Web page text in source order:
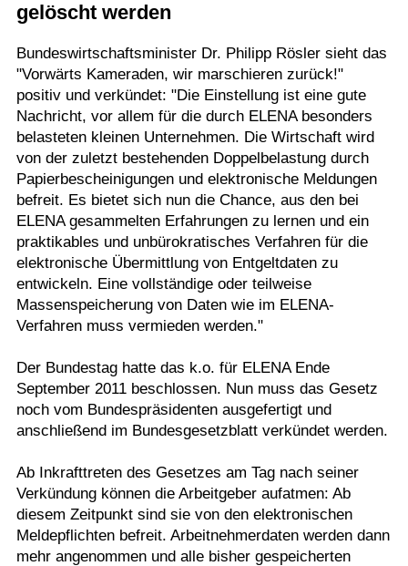
gelöscht werden
Bundeswirtschaftsminister Dr. Philipp Rösler sieht das
"Vorwärts Kameraden, wir marschieren zurück!"
positiv und verkündet: "Die Einstellung ist eine gute
Nachricht, vor allem für die durch ELENA besonders
belasteten kleinen Unternehmen. Die Wirtschaft wird
von der zuletzt bestehenden Doppelbelastung durch
Papierbescheinigungen und elektronische Meldungen
befreit. Es bietet sich nun die Chance, aus den bei
ELENA gesammelten Erfahrungen zu lernen und ein
praktikables und unbürokratisches Verfahren für die
elektronische Übermittlung von Entgeltdaten zu
entwickeln. Eine vollständige oder teilweise
Massenspeicherung von Daten wie im ELENA-
Verfahren muss vermieden werden."
Der Bundestag hatte das k.o. für ELENA Ende
September 2011 beschlossen. Nun muss das Gesetz
noch vom Bundespräsidenten ausgefertigt und
anschließend im Bundesgesetzblatt verkündet werden.
Ab Inkrafttreten des Gesetzes am Tag nach seiner
Verkündung können die Arbeitgeber aufatmen: Ab
diesem Zeitpunkt sind sie von den elektronischen
Meldepflichten befreit. Arbeitnehmerdaten werden dann
mehr angenommen und alle bisher gespeicherten